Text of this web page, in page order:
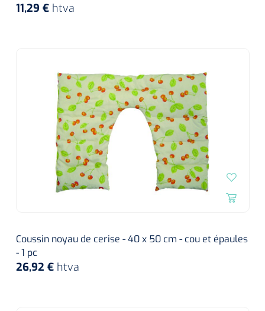
Dissolvant de couche adhésive
Ouates
Agraffes de fixation
Bassin renal
11,29 € htva
Coussin noyau de cerise - 40 x 50 cm - cou et épaules
- 1 pc
26,92 € htva